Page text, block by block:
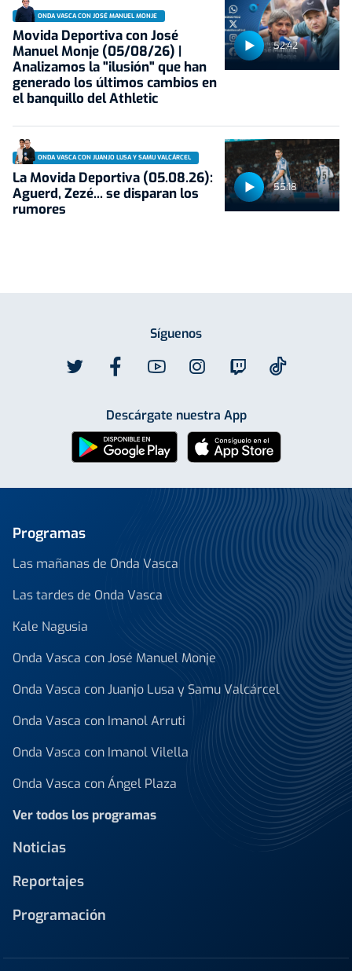
52:42
ONDA VASCA CON JOSÉ MANUEL MONJE
Movida Deportiva con José
Manuel Monje (05/08/26) |
Analizamos la "ilusión" que han
generado los últimos cambios en
el banquillo del Athletic
55:18
ONDA VASCA CON JUANJO LUSA Y SAMU VALCÁRCEL
La Movida Deportiva (05.08.26):
Aguerd, Zezé... se disparan los
rumores
Síguenos
Descárgate nuestra App
Programas
Las mañanas de Onda Vasca
Las tardes de Onda Vasca
Kale Nagusia
Onda Vasca con José Manuel Monje
Onda Vasca con Juanjo Lusa y Samu Valcárcel
Onda Vasca con Imanol Arruti
Onda Vasca con Imanol Vilella
Onda Vasca con Ángel Plaza
Ver todos los programas
Noticias
Reportajes
Programación